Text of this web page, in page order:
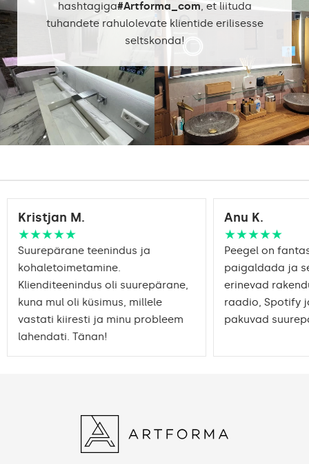
6500K
Valgustugevus:
1020lm
Intensive LED
1200lm
Philips LED 1500lm
DualColor - 1020lm
hashtagiga#Artforma_com, et liituda
tuhandete rahulolevate klientide erilisesse
seltskonda!
Kristjan M.
★★★★★
Suurepärane teenindus ja
kohaletoimetamine.
Klienditeenindus oli suurepärane,
kuna mul oli küsimus, millele
vastati kiiresti ja minu probleem
lahendati. Tänan!
Anu K.
★★★★★
Peegel on
paigaldada ja
erinevad
raadio, Spotify
pakuvad